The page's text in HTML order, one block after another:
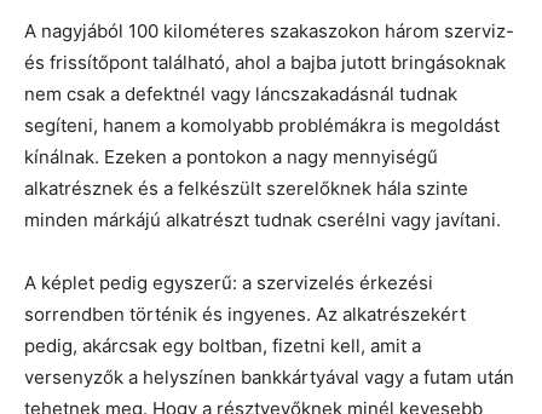
A nagyjából 100 kilométeres szakaszokon három szerviz-
és frissítőpont található, ahol a bajba jutott bringásoknak
nem csak a defektnél vagy láncszakadásnál tudnak
segíteni, hanem a komolyabb problémákra is megoldást
kínálnak. Ezeken a pontokon a nagy mennyiségű
alkatrésznek és a felkészült szerelőknek hála szinte
minden márkájú alkatrészt tudnak cserélni vagy javítani.
A képlet pedig egyszerű: a szervizelés érkezési
sorrendben történik és ingyenes. Az alkatrészekért
pedig, akárcsak egy boltban, fizetni kell, amit a
versenyzők a helyszínen bankkártyával vagy a futam után
tehetnek meg. Hogy a résztvevőknek minél kevesebb